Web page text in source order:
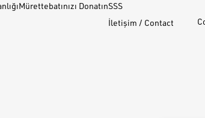
Mürettebatınızı DonatınSSS
İletişim / Contact